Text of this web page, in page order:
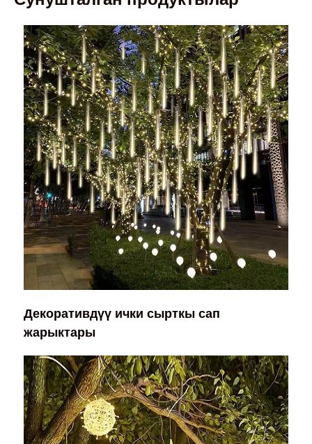
Декоративдүү ички сырткы сап
жарыктары